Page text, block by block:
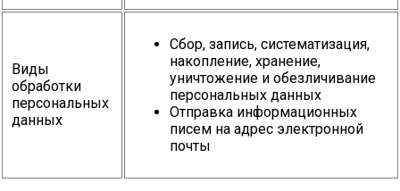
Виды
обработки
персональных
данных
Сбор, запись, систематизация,
накопление, хранение,
уничтожение и обезличивание
персональных данных
Отправка информационных
писем на адрес электронной
почты